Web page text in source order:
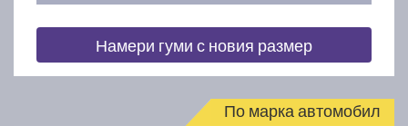
Намери гуми с новия размер
По марка автомобил